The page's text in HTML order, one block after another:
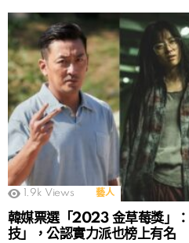
1.9k Views 藝人
韓媒票選「2023 金草莓獎」
技」，公認實力派也榜上有名